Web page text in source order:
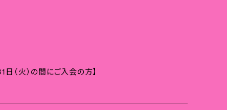
（火）の間にご入会の方】